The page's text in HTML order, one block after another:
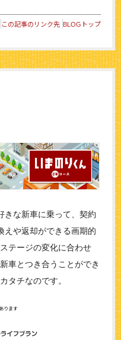
この記事のリンク先 BLOGトップ
きな新車に乗って、契約
えや返却ができる画期的
テージの変化に合わせ
車とつき合うことができ
タチなのです。
ります